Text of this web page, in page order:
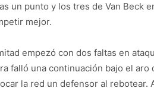
un punto y los tres de Van Beck
mejor.
empezó con dos faltas en
falló una continuación bajo el
la red un defensor al rebotear.